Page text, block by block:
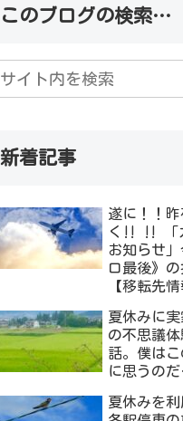
このブログの検索…
新着記事
遂に！！
く‼︎ ‼︎ 「
お知らせ
ロ最後》
【移転先
夏休みに
の不思議
話。僕は
に思うの
夏休みを